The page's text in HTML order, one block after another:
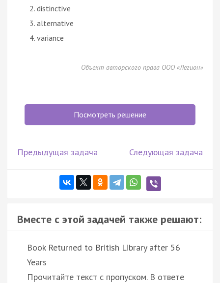
distinctive
alternative
variance
Объект авторского права ООО «Легион»
Посмотреть решение
Предыдущая задача Следующая задача
Вместе с этой задачей также решают:
Book Returned to British Library after 56
Years
Прочитайте текст с пропуском. В ответе